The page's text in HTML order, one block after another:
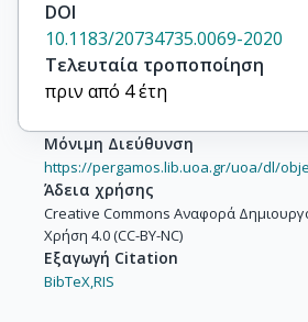
DOI
10.1183/20734735.0069-2020
Τελευταία τροποποίηση
πριν από 4 έτη
Μόνιμη Διεύθυνση
https://pergamos.lib.uoa.gr/uoa/dl/
Άδεια χρήσης
Creative Commons Αναφορά
Χρήση 4.0 (CC-BY-NC)
Εξαγωγή Citation
BibTeX,RIS